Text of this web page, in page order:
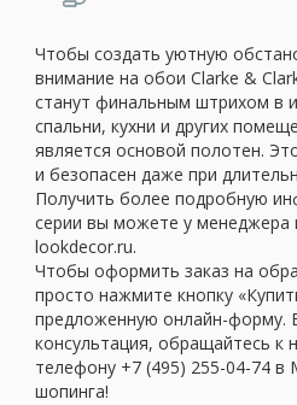
Чтобы создать уютную
внимание на обои Clarke &
станут финальным штрихом в
спальни, кухни и других
является основой полотен.
и безопасен даже при
Получить более подробную
серии вы можете у менеджера
lookdecor.ru.
Чтобы оформить заказ на
просто нажмите кнопку
предложенную онлайн-форму.
консультация, обращайтесь к
телефону +7 (495) 255-04-74 в
шопинга!